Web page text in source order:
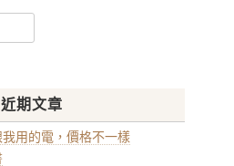
近期文章
用的電，價格不一樣